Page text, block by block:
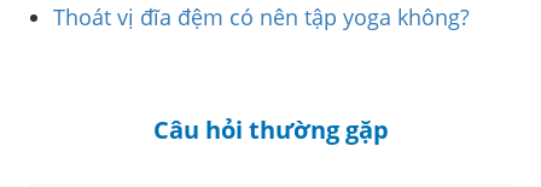
Thoát vị đĩa đệm có nên tập yoga không?
Câu hỏi thường gặp